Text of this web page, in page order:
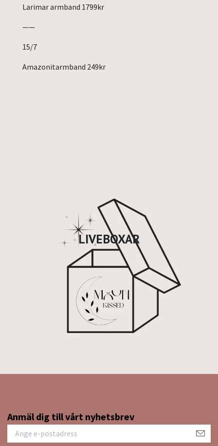
LIVEBOXAR
Larimar armband 1799kr
——
15/7
Amazonitarmband 249kr
Anmäl dig till vårt nyhetsbrev